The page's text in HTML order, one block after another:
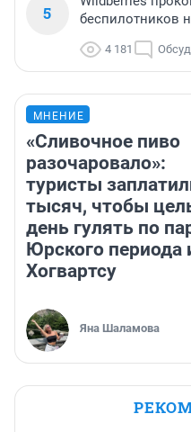
5
беспилотников
4 181
МНЕНИЕ
«Сливочное пиво
разочаровало»:
туристы
тысяч, чтобы
день гулять по
Юрского периода
Хогвартсу
Яна Шаламова